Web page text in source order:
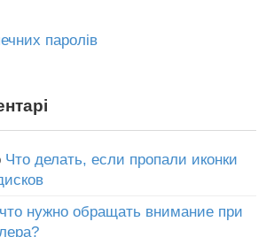
паролів
Что делать, если пропали иконки
нужно обращать внимание при